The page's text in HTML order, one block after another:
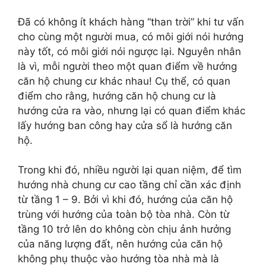
Đã có không ít khách hàng “than trời” khi tư vấn
cho cùng một người mua, có môi giới nói hướng
này tốt, có môi giới nói ngược lại. Nguyên nhân
là vì, mỗi người theo một quan điểm về hướng
căn hộ chung cư khác nhau! Cụ thể, có quan
điểm cho rằng, hướng căn hộ chung cư là
hướng cửa ra vào, nhưng lại có quan điểm khác
lấy hướng ban công hay cửa sổ là hướng căn
hộ.
Trong khi đó, nhiều người lại quan niệm, để tìm
hướng nhà chung cư cao tầng chỉ cần xác định
từ tầng 1 – 9. Bởi vì khi đó, hướng của căn hộ
trùng với hướng của toàn bộ tòa nhà. Còn từ
tầng 10 trở lên do không còn chịu ảnh hưởng
của năng lượng đất, nên hướng của căn hộ
không phụ thuộc vào hướng tòa nhà mà là